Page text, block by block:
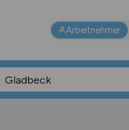
Arbeitnehmer